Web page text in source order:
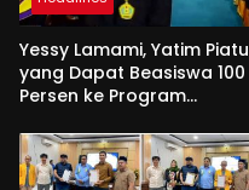
Yessy Lamami, Yatim Piatu
yang Dapat Beasiswa 100
Persen ke Program